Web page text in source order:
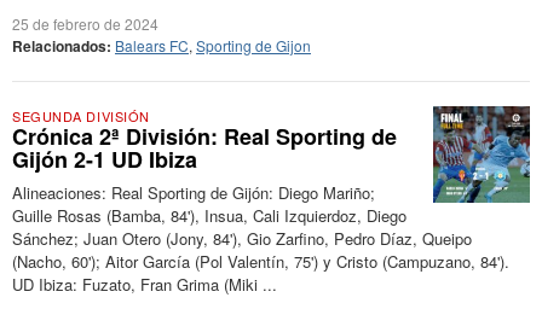
25 de febrero de 2024
Relacionados: Balears FC, Sporting de Gijon
SEGUNDA DIVISIÓN
Crónica 2ª División: Real Sporting de
Gijón 2-1 UD Ibiza
Alineaciones: Real Sporting de Gijón: Diego Mariño;
Guille Rosas (Bamba, 84'), Insua, Cali Izquierdoz, Diego
Sánchez; Juan Otero (Jony, 84'), Gio Zarfino, Pedro Díaz, Queipo
(Nacho, 60'); Aitor García (Pol Valentín, 75') y Cristo (Campuzano, 84').
UD Ibiza: Fuzato, Fran Grima (Miki ...